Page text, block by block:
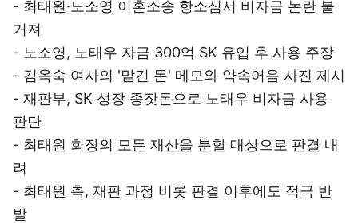
- 최태원·노소영 이혼소송 항소심서 비자금 논란 불
거져
- 노소영, 노태우 자금 300억 SK 유입 후 사용 주장
- 김옥숙 여사의 '맡긴 돈' 메모와 약속어음 사진 제시
- 재판부, SK 성장 종잣돈으로 노태우 비자금 사용
판단
- 최태원 회장의 모든 재산을 분할 대상으로 판결 내
려
- 최태원 측, 재판 과정 비롯 판결 이후에도 적극 반
발